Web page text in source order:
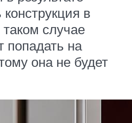
в
случае
попадать на
она не будет